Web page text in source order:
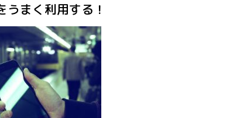
うまく利用する！